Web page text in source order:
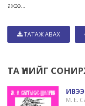
ажээ...
ТАТАЖ АВАХ
ТА ҮҮНИЙГ
М. Е.